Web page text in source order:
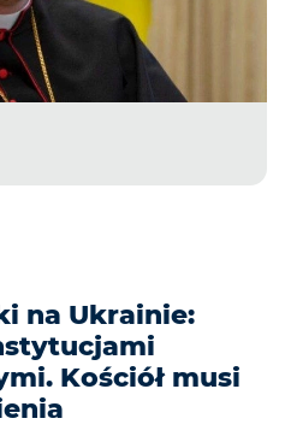
na Ukrainie:
Kościół musi